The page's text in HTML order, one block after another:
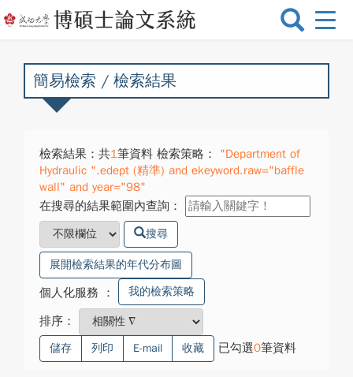
選
換
簡易檢索 / 檢索結果
檢索結果：共1筆資料 檢索策略：
"Department of
Hydraulic ".edept (精準) and ekeyword.raw="baffle
wall" and year="98"
在搜尋的結果範圍內查詢：
搜尋
展開檢索結果的年代分布圖
個人化服務 ： 我的檢索策略
排序：
儲存 列印 E-mail 收藏 已勾選0筆資料